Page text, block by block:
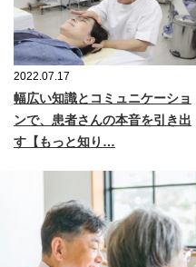
2022.07.17
幅広い知識とコミュニケーショ
ンで、患者さんの本音を引き出
す【もっと知り…